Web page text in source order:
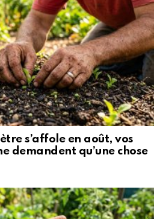
s’affole en août, vos
demandent qu’une chose